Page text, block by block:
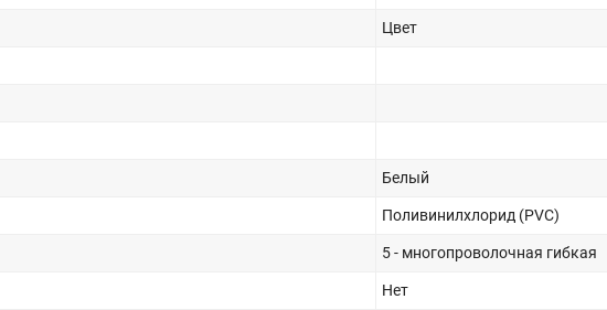
Цвет
Белый
Поливинилхлорид (PVC)
5 - многопроволочная гибкая
Нет